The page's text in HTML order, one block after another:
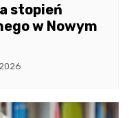
stopień
w Nowym